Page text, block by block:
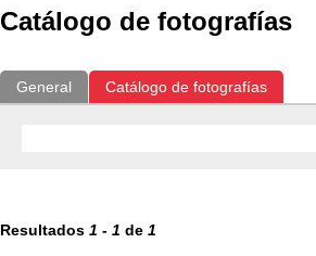
Catálogo de fotografías
General Catálogo de fotografías
Resultados 1 - 1 de 1